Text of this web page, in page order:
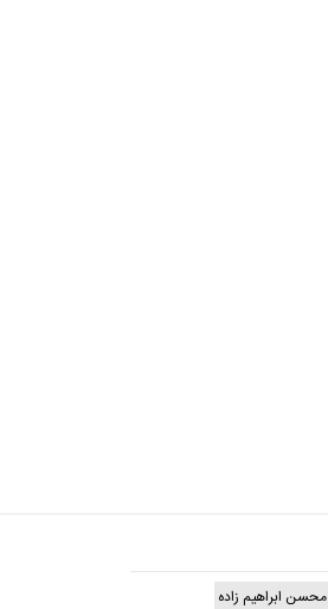
محسن ابراهیم زاده